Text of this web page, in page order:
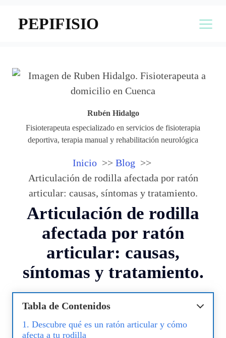
PEPIFISIO
Rubén Hidalgo
Fisioterapeuta especializado en servicios de fisioterapia
deportiva, terapia manual y rehabilitación neurológica
Inicio
Blog
Articulación de rodilla afectada por ratón
articular: causas, síntomas y tratamiento.
Articulación de rodilla
afectada por ratón
articular: causas,
síntomas y tratamiento.
Tabla de Contenidos
Descubre qué es un ratón articular y cómo
afecta a tu rodilla